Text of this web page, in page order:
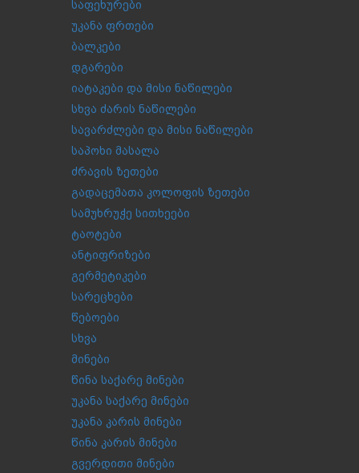
საფეხურები
უკანა ფრთები
ბალკები
დგარები
იატაკები და მისი ნაწილები
სხვა ძარის ნაწილები
სავარძლები და მისი ნაწილები
საპოხი მასალა
ძრავის ზეთები
გადაცემათა კოლოფის ზეთები
სამუხრუჭე სითხეები
ტაოტები
ანტიფრიზები
გერმეტიკები
სარეცხები
წებოები
სხვა
მინები
წინა საქარე მინები
უკანა საქარე მინები
უკანა კარის მინები
წინა კარის მინები
გვერდითი მინები